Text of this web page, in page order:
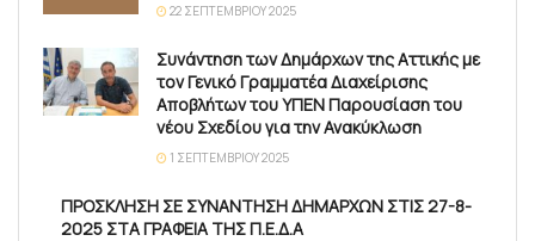
22 ΣΕΠΤΕΜΒΡΊΟΥ 2025
Συνάντηση των Δημάρχων της Αττικής με
τον Γενικό Γραμματέα Διαχείρισης
Αποβλήτων του ΥΠΕΝ Παρουσίαση του
νέου Σχεδίου για την Ανακύκλωση
1 ΣΕΠΤΕΜΒΡΊΟΥ 2025
ΠΡΟΣΚΛΗΣΗ ΣΕ ΣΥΝΑΝΤΗΣΗ ΔΗΜΑΡΧΩΝ ΣΤΙΣ 27-8-
2025 ΣΤΑ ΓΡΑΦΕΙΑ ΤΗΣ Π.Ε.Δ.Α